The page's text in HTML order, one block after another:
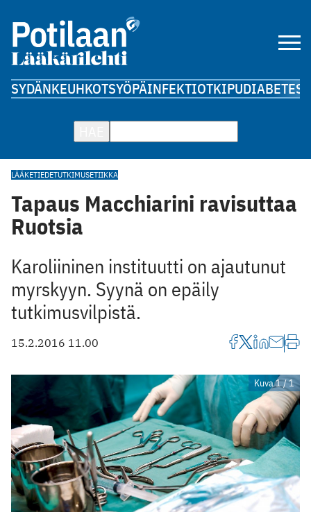
SYDÄNKEUHKOTSYÖPÄINFEKTIOTKIPUDIABETES
LÄÄKETIEDETUTKIMUSETIIKKA
Tapaus Macchiarini ravisuttaa
Ruotsia
Karoliininen instituutti on ajautunut
myrskyyn. Syynä on epäily
tutkimusvilpistä.
15.2.2016 11.00
Kuva 1 / 1